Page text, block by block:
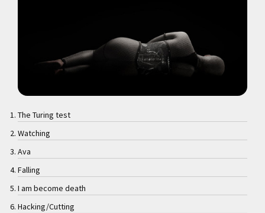
The Turing test
Watching
Ava
Falling
I am become death
Hacking/Cutting